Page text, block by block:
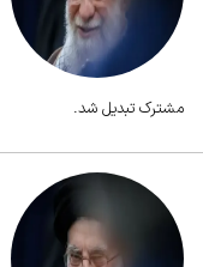
مشترک تبدیل شد.